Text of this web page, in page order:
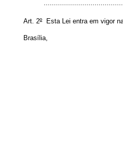
Art. 2º Esta Lei entra em vigor
Brasília,